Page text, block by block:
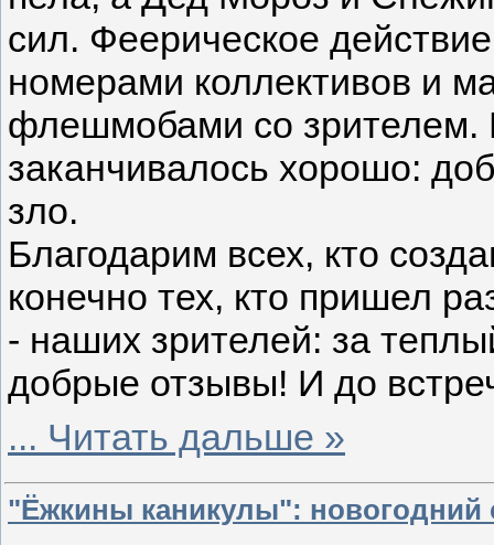
сил. Феерическое
номерами коллективов и
флешмобами со зрителем.
заканчивалось хорошо:
зло.
Благодарим всех, кто
конечно тех, кто пришел
- наших зрителей: за
добрые отзывы! И до
... Читать дальше »
"Ёжкины каникулы": новогодний